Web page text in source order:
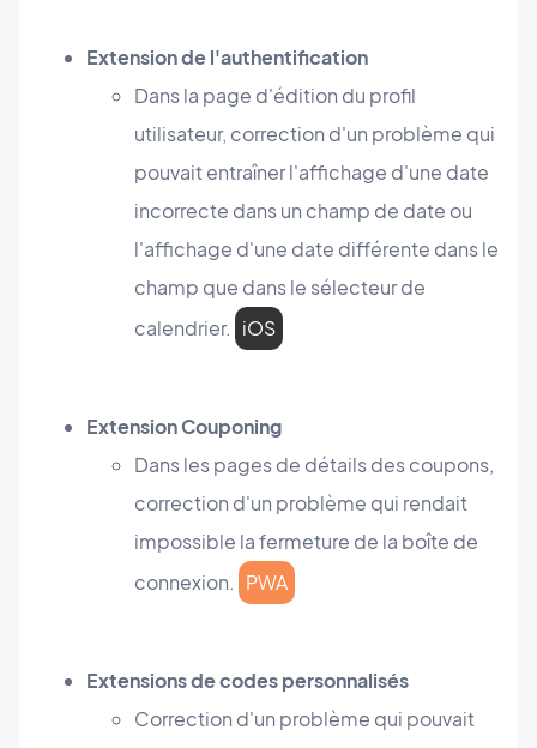
Extension de l'authentification
Dans la page d'édition du profil
utilisateur, correction d'un problème qui
pouvait entraîner l'affichage d'une date
incorrecte dans un champ de date ou
l'affichage d'une date différente dans le
champ que dans le sélecteur de
calendrier. iOS
Extension Couponing
Dans les pages de détails des coupons,
correction d'un problème qui rendait
impossible la fermeture de la boîte de
connexion. PWA
Extensions de codes personnalisés
Correction d'un problème qui pouvait